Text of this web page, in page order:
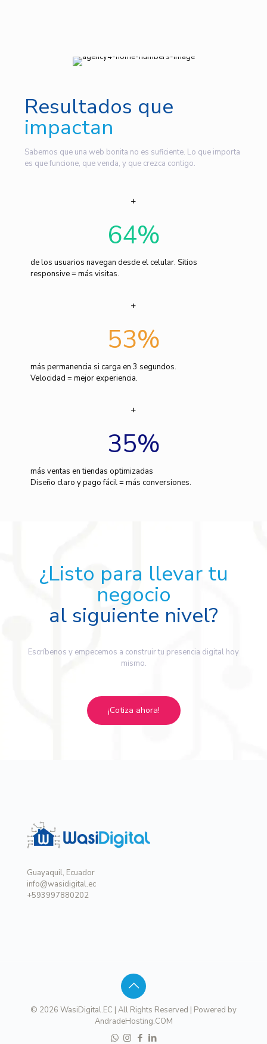
Resultados que
impactan
Sabemos que una web bonita no es suficiente. Lo que importa
es que funcione, que venda, y que crezca contigo.
64%
de los usuarios navegan desde el celular. Sitios
responsive = más visitas.
53%
más permanencia si carga en 3 segundos.
Velocidad = mejor experiencia.
35%
más ventas en tiendas optimizadas
Diseño claro y pago fácil = más conversiones.
¿Listo para llevar tu
negocio
al siguiente nivel?
Escríbenos y empecemos a construir tu presencia digital hoy
mismo.
¡Cotiza ahora!
Guayaquil, Ecuador
info@wasidigital.ec
+593997880202
© 2026 WasiDigital.EC | All Rights Reserved | Powered by
AndradeHosting.COM